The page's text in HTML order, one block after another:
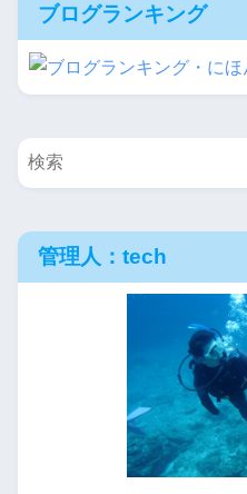
ブログランキング
管理人：tech